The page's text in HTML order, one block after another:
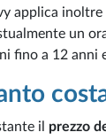
applica inoltre
un
fino a 12 anni
il prezzo